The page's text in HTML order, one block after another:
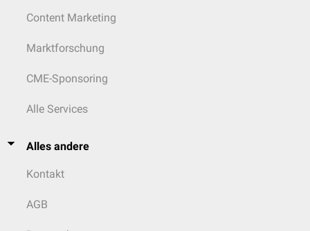
Content Marketing
Marktforschung
CME-Sponsoring
Alle Services
Alles andere
Kontakt
AGB